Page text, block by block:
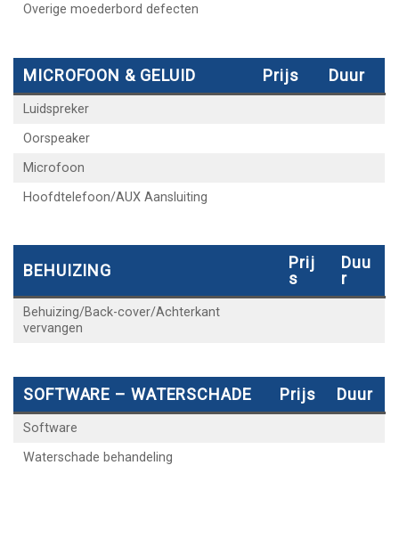
Overige moederbord defecten
MICROFOON & GELUID Prijs Duur
Luidspreker
Oorspeaker
Microfoon
Hoofdtelefoon/AUX Aansluiting
BEHUIZING
Prij
S
Duu
R
Behuizing/Back-cover/Achterkant
vervangen
SOFTWARE – WATERSCHADE Prijs Duur
Software
Waterschade behandeling